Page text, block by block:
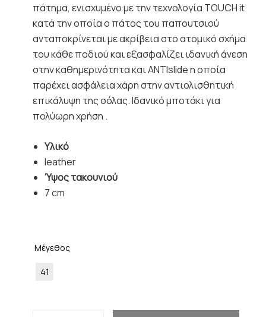
πάτημα, ενισχυμένο με την τεχνολογία TOUCH it
κατά την οποία ο πάτος του παπουτσιού
ανταποκρίνεται με ακρίβεια στο ατομικό σχήμα
του κάθε ποδιού και εξασφαλίζει ιδανική άνεση
στην καθημερινότητα και ANTIslide η οποία
παρέχει ασφάλεια χάρη στην αντιολισθητική
επικάλυψη της σόλας. Ιδανικό μποτάκι για
πολύωρη χρήση .
Υλικό
leather
Ύψος τακουνιού
7 cm
Μέγεθος
41